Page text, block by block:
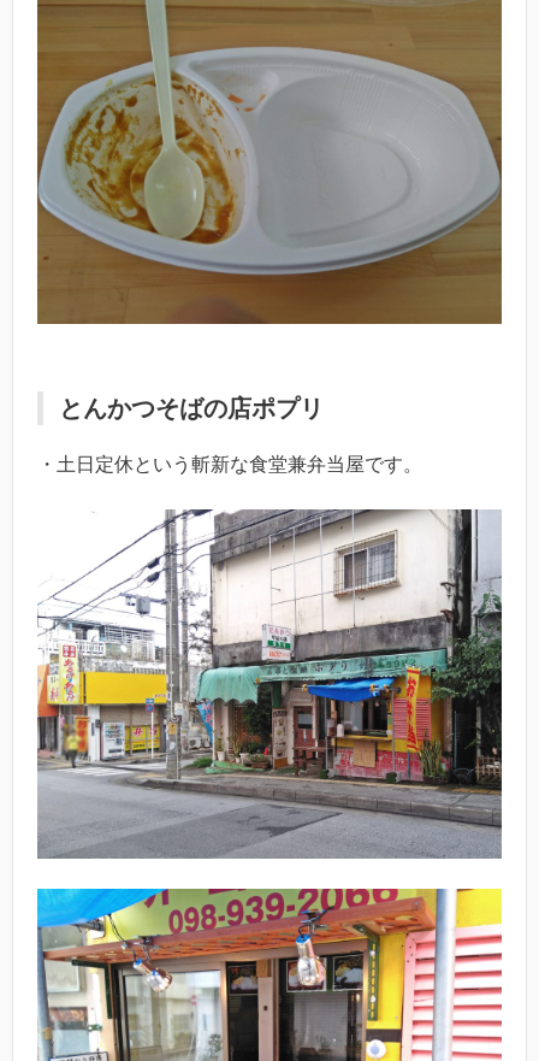
とんかつそばの店ポプリ
・土日定休という斬新な食堂兼弁当屋です。